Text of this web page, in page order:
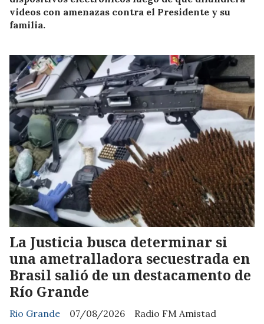
videos con amenazas contra el Presidente y su
familia.
La Justicia busca determinar si
una ametralladora secuestrada en
Brasil salió de un destacamento de
Río Grande
Radio FM Amistad
Rio Grande
07/08/2026